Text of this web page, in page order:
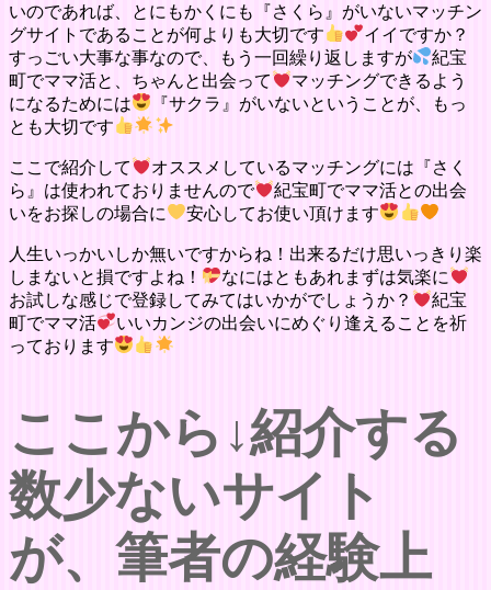
いのであれば、とにもかくにも『さくら』がいないマッチン
グサイトであることが何よりも大切です
イイですか？
すっごい大事な事なので、もう一回繰り返しますが
紀宝
町でママ活と、ちゃんと出会って
マッチングできるよう
になるためには
『サクラ』がいないということが、もっ
とも大切です
ここで紹介して
オススメしているマッチングには『さく
ら』は使われておりませんので
紀宝町でママ活との出会
いをお探しの場合に
安心してお使い頂けます
人生いっかいしか無いですからね！出来るだけ思いっきり楽
しまないと損ですよね！
なにはともあれまずは気楽に
お試しな感じで登録してみてはいかがでしょうか？
紀宝
町でママ活
いいカンジの出会いにめぐり逢えることを祈
っております
ここから↓紹介する
数少ないサイト
が、筆者の経験上